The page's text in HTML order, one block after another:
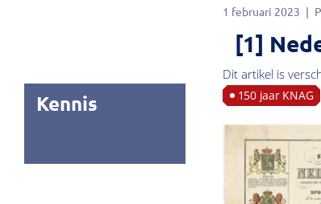
1 februari 2023
[1]
Dit artikel is
150 jaar KNAG
Kennis